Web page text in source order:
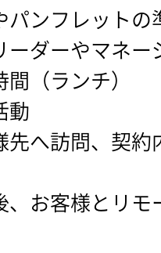
パンフレットの
ーダーやマネー
間（ランチ）
動
先へ訪問、契約
、お客様とリモ